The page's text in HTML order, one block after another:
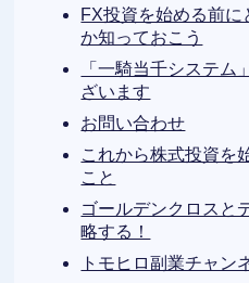
FX投資を始める前
か知っておこう
「一騎当千システ
ざいます
お問い合わせ
これから株式投資を
こと
ゴールデンクロスと
略する！
トモヒロ副業チャン